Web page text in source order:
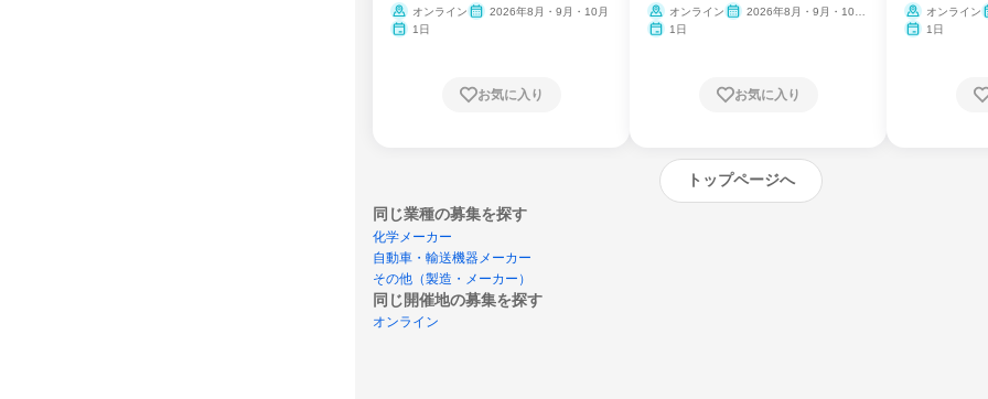
ム
オンライン
2026年8月・9月・10月
1日
お気に入り
オンライン
2026年8月・9月・10
1日
お気に入り
開
オンライン
1日
トップページへ
同じ業種の募集を探す
化学メーカー
自動車・輸送機器メーカー
その他（製造・メーカー）
同じ開催地の募集を探す
オンライン